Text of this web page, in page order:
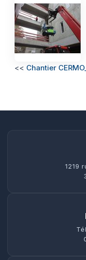
<< Chantier
1219